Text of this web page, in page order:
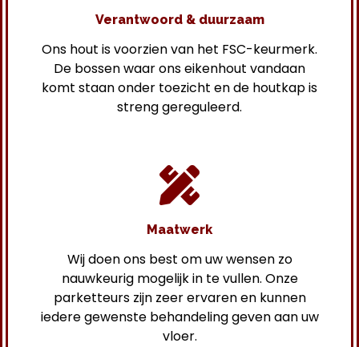
Verantwoord & duurzaam
Ons hout is voorzien van het FSC-keurmerk.
De bossen waar ons eikenhout vandaan
komt staan onder toezicht en de houtkap is
streng gereguleerd.
Maatwerk
Wij doen ons best om uw wensen zo
nauwkeurig mogelijk in te vullen. Onze
parketteurs zijn zeer ervaren en kunnen
iedere gewenste behandeling geven aan uw
vloer.